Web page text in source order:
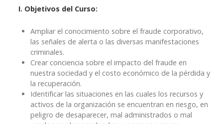
I. Objetivos del Curso:
Ampliar el conocimiento sobre el fraude corporativo,
las señales de alerta o las diversas manifestaciones
criminales.
Crear conciencia sobre el impacto del fraude en
nuestra sociedad y el costo económico de la pérdida y
la recuperación.
Identificar las situaciones en las cuales los recursos y
activos de la organización se encuentran en riesgo, en
peligro de desaparecer, mal administrados o mal